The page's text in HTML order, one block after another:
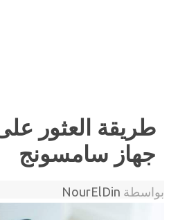
طريقة العثور
جهاز سامسونج
بواسطة NourElDin